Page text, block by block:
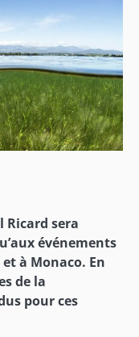
Ricard sera
événements
à Monaco. En
de la
pour ces